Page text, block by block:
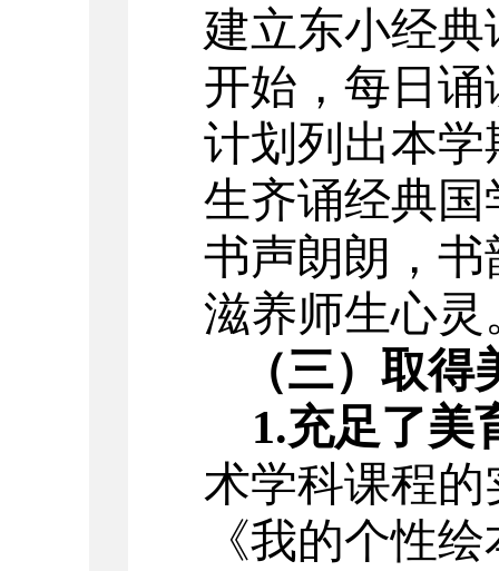
建立东小经
开始，每日
计划列出本
生齐诵经典
书声朗朗，
滋养师生心灵
（三）取
1.充足了美
术学科课程
《我的个性